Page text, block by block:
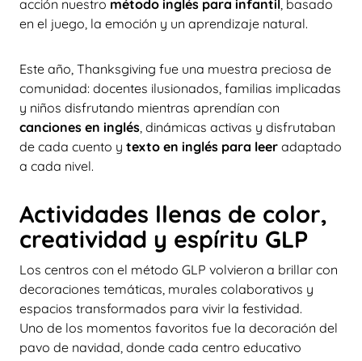
acción nuestro método inglés para infantil, basado
en el juego, la emoción y un aprendizaje natural.
Este año, Thanksgiving fue una muestra preciosa de
comunidad: docentes ilusionados, familias implicadas
y niños disfrutando mientras aprendían con
canciones en inglés, dinámicas activas y disfrutaban
de cada cuento y texto en inglés para leer adaptado
a cada nivel.
Actividades llenas de color,
creatividad y espíritu GLP
Los centros con el método GLP volvieron a brillar con
decoraciones temáticas, murales colaborativos y
espacios transformados para vivir la festividad.
Uno de los momentos favoritos fue la decoración del
pavo de navidad, donde cada centro educativo